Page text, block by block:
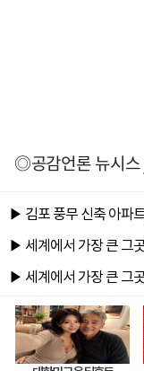
◎공감언론 뉴시스